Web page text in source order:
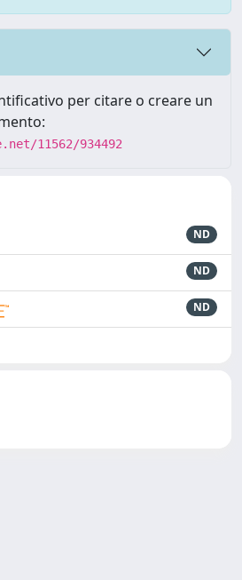
per citare o creare un
11562/934492
ND
ND
ND